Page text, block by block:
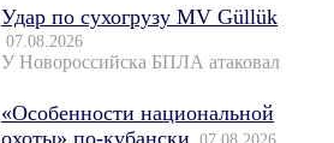
Удар по сухогрузу MV Güllük
07.08.2026
У Новороссийска БПЛА атаковал
«Особенности национальной